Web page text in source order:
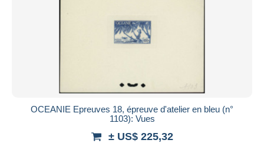
OCEANIE Epreuves 18, épreuve d'atelier en bleu (n°
1103): Vues
± US$ 225,32